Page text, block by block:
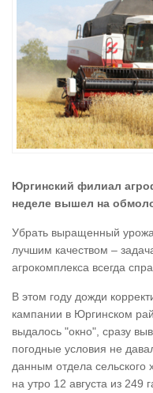
Юргинский филиал
неделе вышел на
Убрать выращенный
лучшим качеством –
агрокомплекса всегда
В этом году дожди
кампании в Юргинском
выдалось "окно", сразу
погодные условия не
данным отдела сельского
на утро 12 августа из